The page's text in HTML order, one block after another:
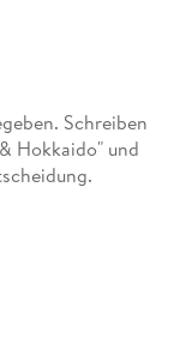
Schreiben
Hokkaido" und